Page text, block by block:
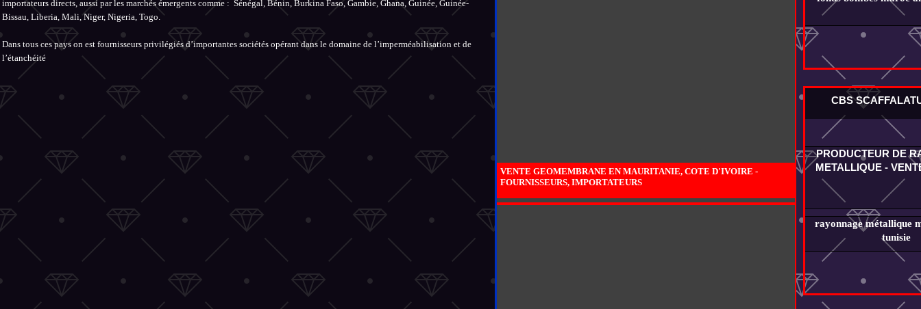
CBS
PRODUCTEUR DE
METALLIQUE -
rayonnage métallique
tunisie
importateurs directs, aussi par les marchés émergents comme : Sénégal, Bénin, Burkina Faso, Gambie, Ghana, Guinée, Guinée-
Bissau, Liberia, Mali, Niger, Nigeria, Togo.
Dans tous ces pays on est fournisseurs privilégiés d’importantes sociétés opérant dans le domaine de l’imperméabilisation et de
l’étanchéité
VENTE GEOMEMBRANE EN MAURITANIE, COTE D'IVOIRE -
FOURNISSEURS, IMPORTATEURS